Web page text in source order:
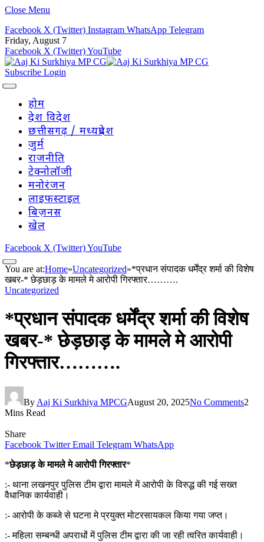
Close Menu
Facebook X (Twitter) Instagram WhatsApp Telegram
Friday, August 7
Facebook X (Twitter)YouTube
Subscribe Login
होम
देश विदेश
छत्तीसगढ़ / मध्यप्रदेश
जुर्म
राजनीति
टेक्नोलॉजी
मनोरंजन
लाइफस्टाइल
बिज़नस
खेल
Facebook X (Twitter)YouTube
You are at:Home»Uncategorized»*प्रधान संपादक धर्मेंद्र शर्मा की विशेष
खबर-* छेड़छाड़ के मामले मे आरोपी गिरफ्तार……….
Uncategorized
*प्रधान संपादक धर्मेंद्र शर्मा की विशेष
खबर-* छेड़छाड़ के मामले मे आरोपी
गिरफ्तार……….
By Aaj Ki Surkhiya MPCGAugust 20, 2025No Comments2
Mins Read
Share
Facebook Twitter Email Telegram WhatsApp
*छेड़छाड़ के मामले मे आरोपी गिरफ्तार*
:- थाना लखनपुर पुलिस टीम द्वारा मामले में आरोपी के विरुद्ध की गई सख्त
वैधानिक कार्यवाही।
:- आरोपी के कब्जे से घटना मे प्रयुक्त मोटरसायकल किया गया जप्त।
:- महिला सम्बन्धी अपराधों में पुलिस टीम द्वारा की जा रही त्वरित कार्यवाही।